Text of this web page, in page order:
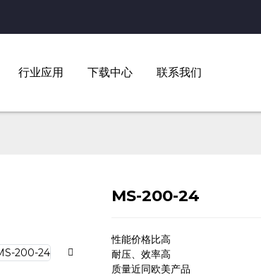
行业应用 下载中心 联系我们
MS-200-24
性能价格比高
耐压、效率高
质量近同欧美产品